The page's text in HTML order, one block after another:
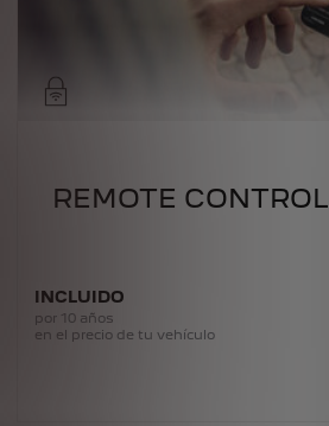
REMOTE CONTROL
INCLUIDO
por 10 años
en el precio de tu vehículo